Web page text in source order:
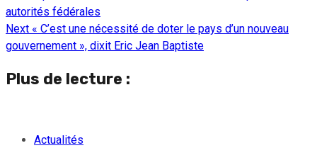
Reading
autorités fédérales
Next « C’est une nécessité de doter le pays d’un nouveau
gouvernement », dixit Eric Jean Baptiste
Plus de lecture :
Actualités